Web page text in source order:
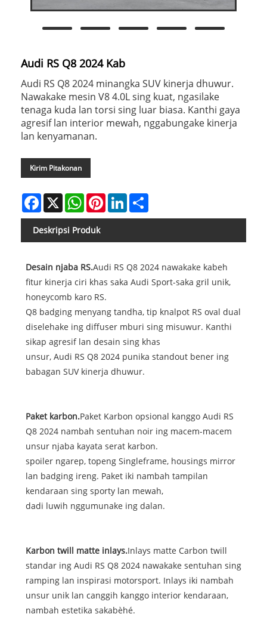
Audi RS Q8 2024 Kab
Audi RS Q8 2024 minangka SUV kinerja dhuwur.
Nawakake mesin V8 4.0L sing kuat, ngasilake
tenaga kuda lan torsi sing luar biasa. Kanthi gaya
agresif lan interior mewah, nggabungake kinerja
lan kenyamanan.
Kirim Pitakonan
Facebook
X WhatsAppPinterestLinkedIn
Deskripsi Produk
Desain njaba RS.Audi RS Q8 2024 nawakake kabeh
fitur kinerja ciri khas saka Audi Sport-saka gril unik,
honeycomb karo RS.
Q8 badging menyang tandha, tip knalpot RS oval dual
diselehake ing diffuser mburi sing misuwur. Kanthi
sikap agresif lan desain sing khas
unsur, Audi RS Q8 2024 punika standout bener ing
babagan SUV kinerja dhuwur.
Paket karbon.Paket Karbon opsional kanggo Audi RS
Q8 2024 nambah sentuhan noir ing macem-macem
unsur njaba kayata serat karbon.
spoiler ngarep, topeng Singleframe, housings mirror
lan badging ireng. Paket iki nambah tampilan
kendaraan sing sporty lan mewah,
dadi luwih nggumunake ing dalan.
Karbon twill matte inlays.Inlays matte Carbon twill
standar ing Audi RS Q8 2024 nawakake sentuhan sing
ramping lan inspirasi motorsport. Inlays iki nambah
unsur unik lan canggih kanggo interior kendaraan,
nambah estetika sakabèhé.